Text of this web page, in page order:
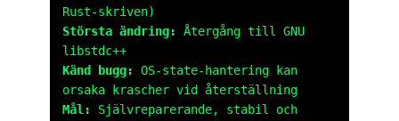
Rust-skriven)
Största ändring:
Återgång till GNU
libstdc++
Känd bugg:
OS-state-hantering kan
orsaka krascher vid återställning
Mål:
Självreparerande, stabil och